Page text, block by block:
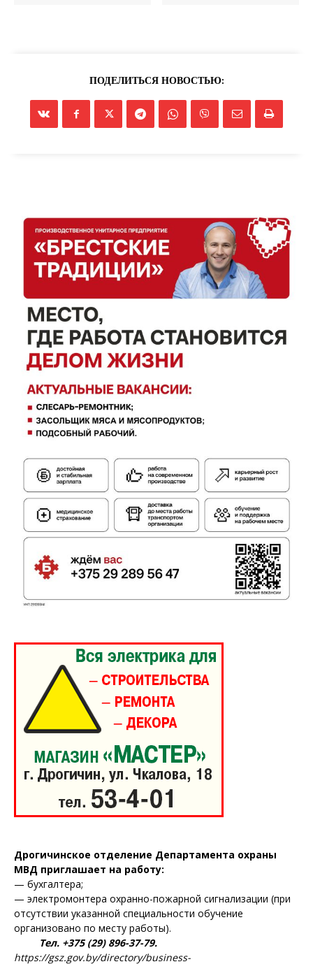
ПОДЕЛИТЬСЯ НОВОСТЬЮ:
Дрогичинское отделение Департамента охраны
МВД приглашает на работу:
— бухгалтера;
— электромонтера охранно-пожарной сигнализации (при
отсутствии указанной специальности обучение
организовано по месту работы).
Тел. +375 (29) 896-37-79.
https://gsz.gov.by/directory/business-